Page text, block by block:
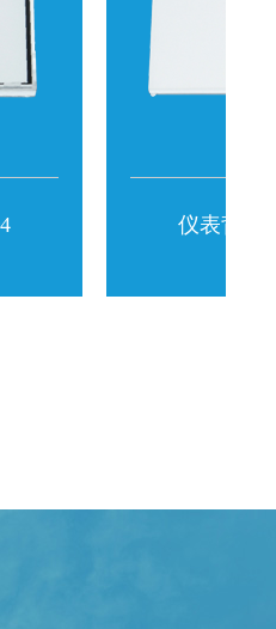
仪表背光源